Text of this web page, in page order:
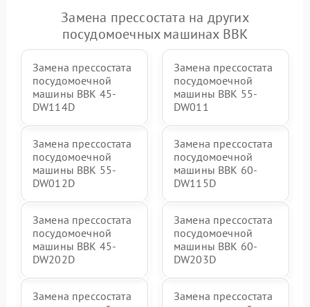
Замена прессостата на других
посудомоечных машинах BBK
Замена прессостата
посудомоечной
машины BBK 45-
DW114D
Замена прессостата
посудомоечной
машины BBK 55-
DW011
Замена прессостата
посудомоечной
машины BBK 55-
DW012D
Замена прессостата
посудомоечной
машины BBK 60-
DW115D
Замена прессостата
посудомоечной
машины BBK 45-
DW202D
Замена прессостата
посудомоечной
машины BBK 60-
DW203D
Замена прессостата
Замена прессостата